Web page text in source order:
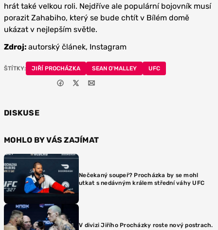
hrát také velkou roli. Nejdříve ale populární bojovník musí
porazit Zahabiho, který se bude chtít v Bílém domě
ukázat v nejlepším světle.
Zdroj: autorský článek, Instagram
ŠTÍTKY: JIŘÍ PROCHÁZKA SEAN O'MALLEY UFC
DISKUSE
MOHLO BY VÁS ZAJÍMAT
Nečekaný soupeř? Procházka by se mohl
utkat s nedávným králem střední váhy UFC
V divizi Jiřího Procházky roste nový postrach.